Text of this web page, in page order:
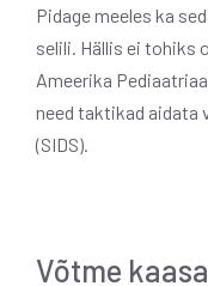
Pidage meeles ka
selili. Hällis ei tohiks
Ameerika
need taktikad aidata
(SIDS).
Võtme